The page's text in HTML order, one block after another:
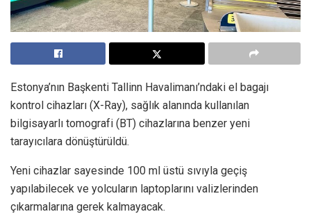
Estonya’nın Başkenti Tallinn Havalimanı’ndaki el bagajı
kontrol cihazları (X-Ray), sağlık alanında kullanılan
bilgisayarlı tomografi (BT) cihazlarına benzer yeni
tarayıcılara dönüştürüldü.
Yeni cihazlar sayesinde 100 ml üstü sıvıyla geçiş
yapılabilecek ve yolcuların laptoplarını valizlerinden
çıkarmalarına gerek kalmayacak.